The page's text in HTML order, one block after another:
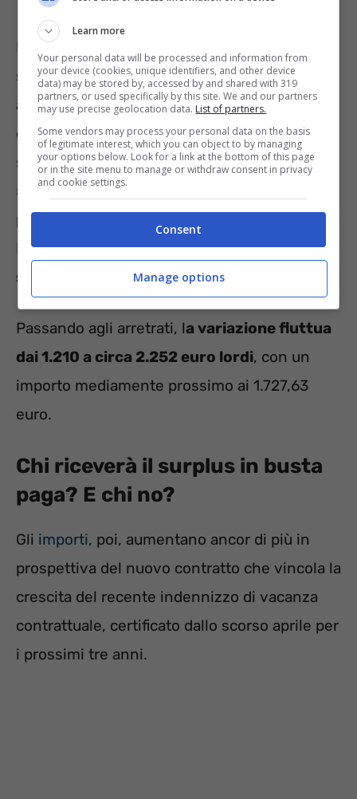
Per quel che concerne l’importo destinato ai
singoli, qualunque sia la fattispecie, surplus o
arretrati, il tutto varierà in base alla posizione
economica ricoperta. Per quanto riguarda i
surplus si comincia dall’importo più basso di
56,1 euro lordi mensili (posizione A1) a quello
più elevato di 104,28 euro al mese (posizione
D7), giungendo, con gliaccorgimenti
supplementari
, anche a117,53 euro
Passando agli arretrati, la variazione fluttua
dai 1.210 a circa 2.252 euro lordi, con un
importo mediamente prossimo ai 1.727,63
euro.
Chi riceverà il surplus in busta
paga? E chi no?
Gli importi, poi, aumentano ancor di più in
prospettiva del nuovo contratto che vincola la
crescita del recente indennizzo di vacanza
contrattuale, certificato dallo scorso aprile per
i prossimi tre anni.
Learn more
Your personal data will be processed and information from
your device (cookies, unique identifiers, and other device
data) may be stored by, accessed by and shared with 319
partners, or used specifically by this site. We and our partners
may use precise geolocation data. List of partners.
Some vendors may process your personal data on the basis
of legitimate interest, which you can object to by managing
your options below. Look for a link at the bottom of this page
or in the site menu to manage or withdraw consent in privacy
and cookie settings.
Consent
Manage options